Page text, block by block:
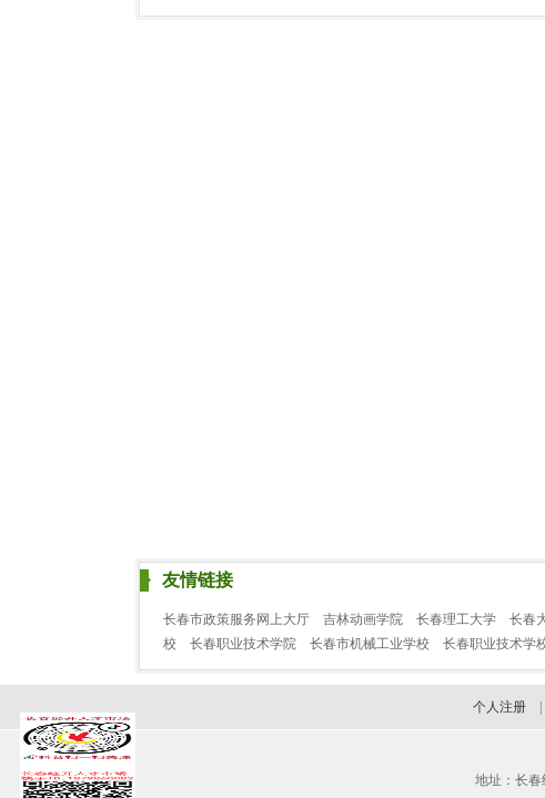
友情链接
长春市政策服务网上大厅 吉林动画学院 长春理工大学 长春
校
长春职业技术学院 长春市机械工业学校 长春职业技术学
个人注册
地址：长